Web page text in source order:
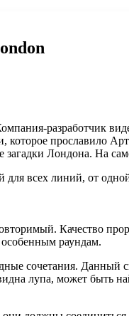
разработчик
прославило
Лондона. На
для всех линий, от
Качество
раундам.
сочетания.
лупа, может быть